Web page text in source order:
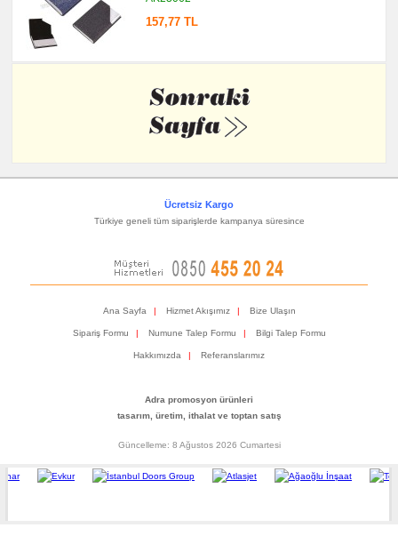
157,77 TL
Ücretsiz Kargo
Türkiye geneli tüm siparişlerde kampanya süresince
Ana Sayfa | Hizmet Akışımız | Bize Ulaşın
Sipariş Formu | Numune Talep Formu | Bilgi Talep Formu
Hakkımızda | Referanslarımız
Adra promosyon ürünleri
tasarım, üretim, ithalat ve toptan satış
Güncelleme: 8 Ağustos 2026 Cumartesi